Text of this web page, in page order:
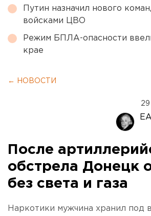
Путин назначил нового
войсками ЦВО
Режим БПЛА-опасности
крае
← НОВОСТИ
После
обстрела Донецк
без света и газа
Наркотики мужчина хранил под